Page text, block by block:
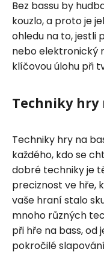
Bez bassu by
kouzlo, a proto je
ohledu na to, jestli
nebo elektronický
klíčovou úlohu při
Techniky hry
Techniky hry na
každého, kdo se
dobré techniky je
preciznost ve hře,
vaše hraní stalo
mnoho různých
při hře na bass, od
pokročilé